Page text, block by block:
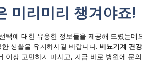
미리미리 챙겨야죠!
택에 대한 유용한 정보들을 제공해 드렸는데
생활을 유지하시길 바랍니다. 비뇨기계 건
이상 고민하지 마시고, 지금 바로 병원에 문